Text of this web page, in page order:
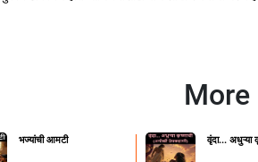
More
भज्यांची आमटी वृंदा... अधुऱ्या